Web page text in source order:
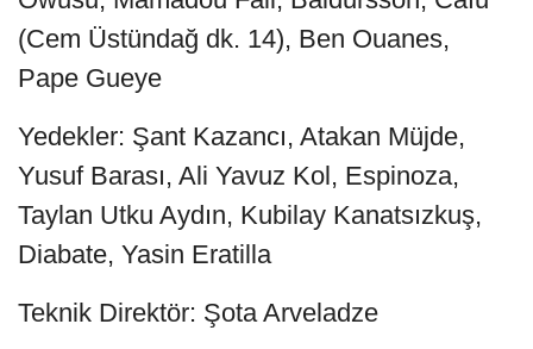
(Cem Üstündağ dk. 14), Ben Ouanes,
Pape Gueye
Yedekler: Şant Kazancı, Atakan Müjde,
Yusuf Barası, Ali Yavuz Kol, Espinoza,
Taylan Utku Aydın, Kubilay Kanatsızkuş,
Diabate, Yasin Eratilla
Teknik Direktör: Şota Arveladze